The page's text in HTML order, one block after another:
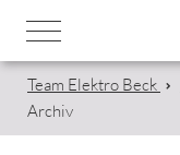
Team Elektro Beck
Archiv